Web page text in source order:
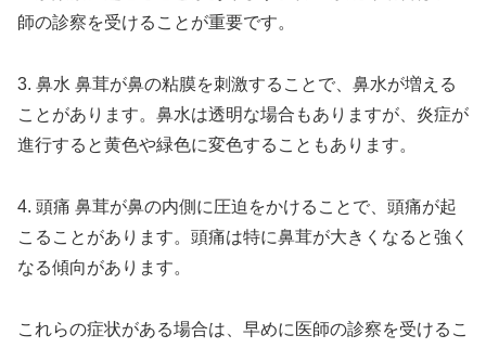
師の診察を受けることが重要です。
3. 鼻水 鼻茸が鼻の粘膜を刺激することで、鼻水が増える
ことがあります。鼻水は透明な場合もありますが、炎症が
進行すると黄色や緑色に変色することもあります。
4. 頭痛 鼻茸が鼻の内側に圧迫をかけることで、頭痛が起
こることがあります。頭痛は特に鼻茸が大きくなると強く
なる傾向があります。
これらの症状がある場合は、早めに医師の診察を受けるこ